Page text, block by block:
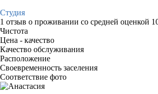
Студия
1 отзыв о проживании со средней оценкой
Чистота
Цена - качество
Качество обслуживания
Расположение
Своевременность заселения
Соответствие фото